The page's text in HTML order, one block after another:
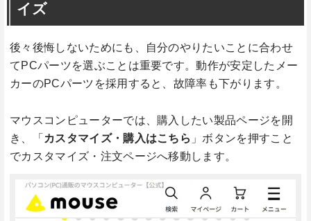
イズ
後々後悔しないためにも、自分のやりたいことに合わせ
てPCパーツを選ぶことは重要です。動作が安定したメー
カーのPCパーツを採用すると、故障率も下がります。
マウスコンピューターでは、購入したい製品ページを開
き、「 カスタマイズ・購入はこちら 」ボタンを押すこと
でカスタマイズ・注文ページへ移動します。